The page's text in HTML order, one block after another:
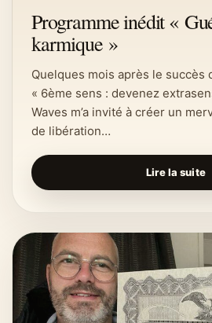
Programme inédit «
karmique »
Quelques mois après le succès
« 6ème sens : devenez
Waves m’a invité à créer un
de libération…
Lire la suite